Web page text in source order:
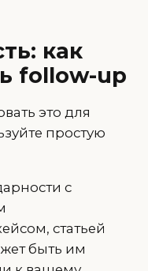
как
follow-up
это для
простую
с
статьей
быть им